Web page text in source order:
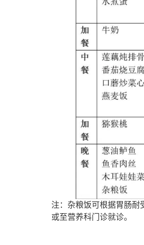
注：杂粮饭可根据胃肠耐
或至营养科门诊就诊。